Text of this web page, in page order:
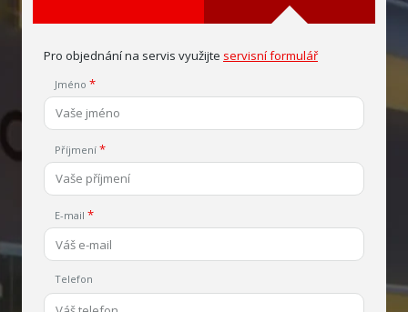
Pro objednání na servis využijte servisní formulář
Jméno
Příjmení
E-mail
Telefon